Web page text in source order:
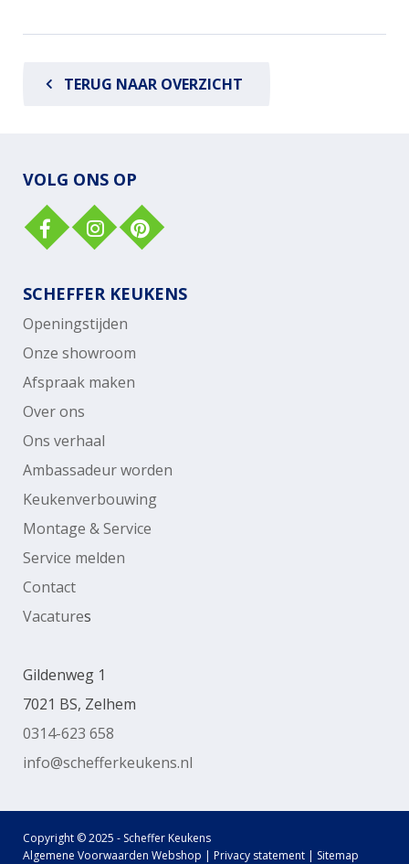
TERUG NAAR OVERZICHT
VOLG ONS OP
SCHEFFER KEUKENS
Openingstijden
Onze showroom
Afspraak maken
Over ons
Ons verhaal
Ambassadeur worden
Keukenverbouwing
Montage & Service
Service melden
Contact
Vacatures
Gildenweg 1
7021 BS, Zelhem
0314-623 658
info@schefferkeukens.nl
Copyright © 2025 - Scheffer Keukens
Algemene Voorwaarden Webshop | Privacy statement | Sitemap